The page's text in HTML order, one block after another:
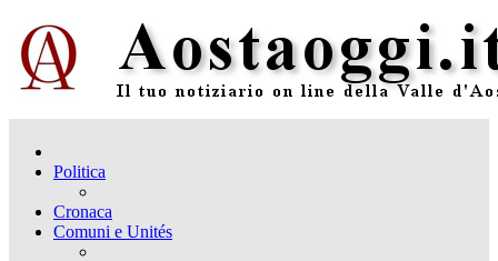
Politica
Cronaca
Comuni e Unités